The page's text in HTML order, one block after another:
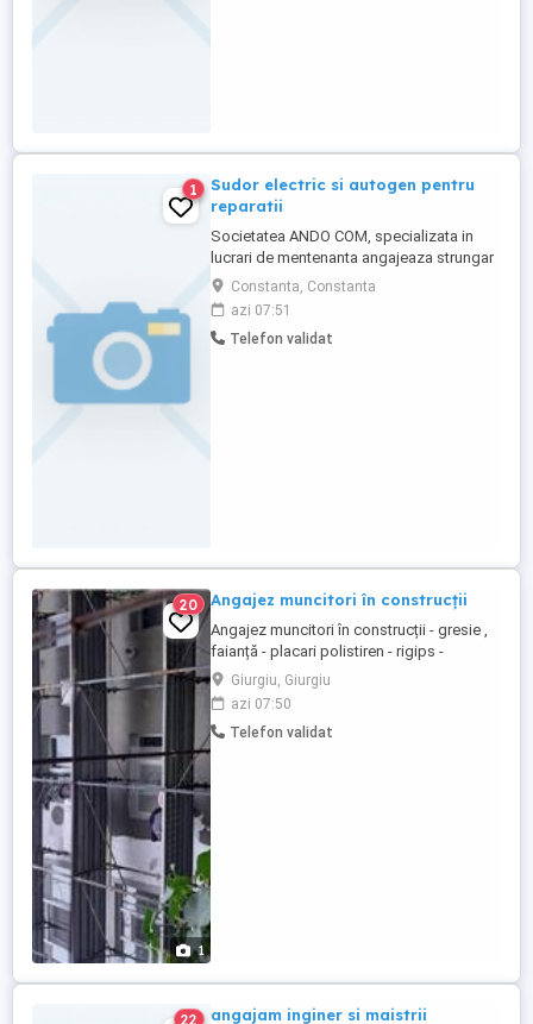
1
Sudor electric si autogen pentru
reparatii
Societatea ANDO COM, specializata in
lucrari de mentenanta angajeaza strungar
si frezor Se cer: - permisul pentru
categoria B reprezinta un avantaj -
experienta in domeniu constituie avantaj -
capabilitate de lucru in echipa - transport
Constanta, Constanta
azi 07:51
Telefon validat
1
20 Angajez muncitori în construcții
Angajez muncitori în construcții - gresie ,
faianță - placari polistiren - rigips -
tencuiala etc Tel
Giurgiu, Giurgiu
azi 07:50
Telefon validat
22
angajam inginer si maistrii